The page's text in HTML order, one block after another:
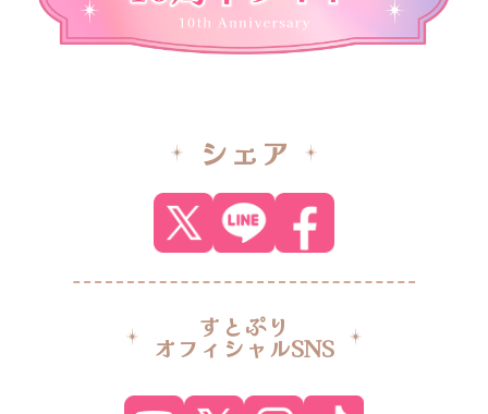
シェア
すとぷり
オフィシャルSNS